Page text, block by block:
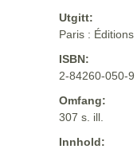
Utgitt:
Paris :
ISBN:
2-84260-050-9
Omfang:
307 s. ill.
Innhold: